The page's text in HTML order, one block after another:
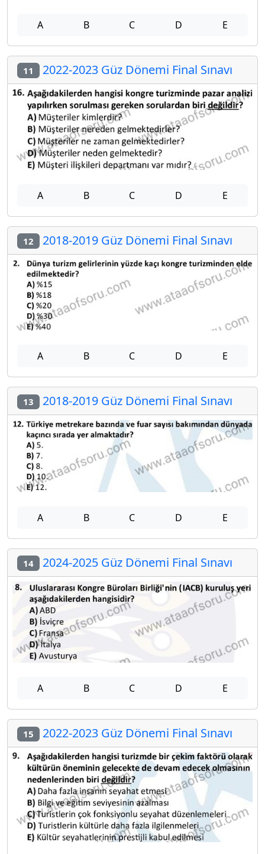
A B C D E
11 2022-2023 Güz Dönemi Final Sınavı
A B C D E
12 2018-2019 Güz Dönemi Final Sınavı
A B C D E
13 2018-2019 Güz Dönemi Final Sınavı
A B C D E
14 2024-2025 Güz Dönemi Final Sınavı
A B C D E
15 2022-2023 Güz Dönemi Final Sınavı